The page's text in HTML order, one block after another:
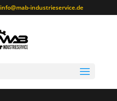
info@mab-industrieservice.de